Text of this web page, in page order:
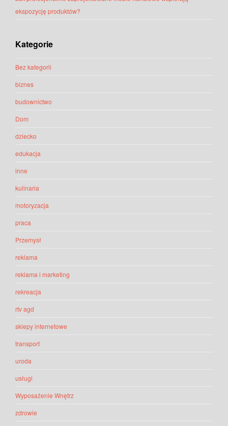
ekspozycję produktów?
Kategorie
Bez kategorii
biznes
budownictwo
Dom
dziecko
edukacja
inne
kulinaria
motoryzacja
praca
Przemysł
reklama
reklama i marketing
rekreacja
rtv agd
sklepy internetowe
transport
uroda
usługi
Wyposażenie Wnętrz
zdrowie